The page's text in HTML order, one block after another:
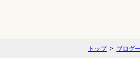
トップ ブログ